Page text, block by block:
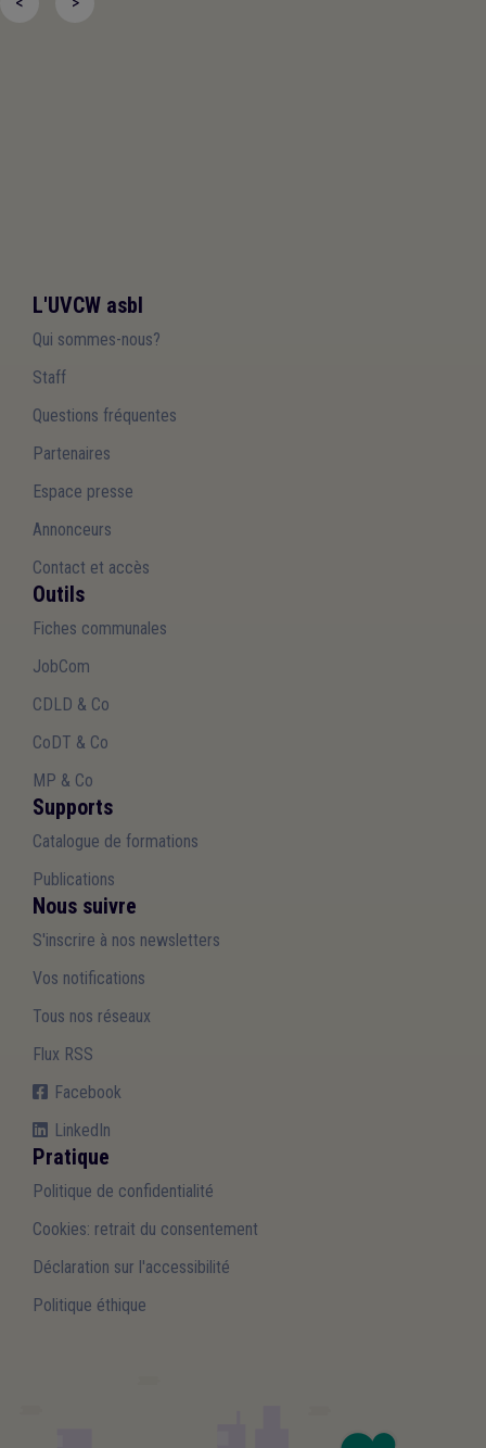
L'UVCW asbl
Qui sommes-nous?
Staff
Questions fréquentes
Partenaires
Espace presse
Annonceurs
Contact et accès
Outils
Fiches communales
JobCom
CDLD & Co
CoDT & Co
MP & Co
Supports
Catalogue de formations
Publications
Nous suivre
S'inscrire à nos newsletters
Vos notifications
Tous nos réseaux
Flux RSS
Facebook
LinkedIn
Pratique
Politique de confidentialité
Cookies: retrait du consentement
Déclaration sur l'accessibilité
Politique éthique